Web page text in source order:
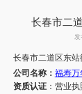
长春市二
发
长春市二道区东站
公司名称： 福寿万
资质认证：营业执